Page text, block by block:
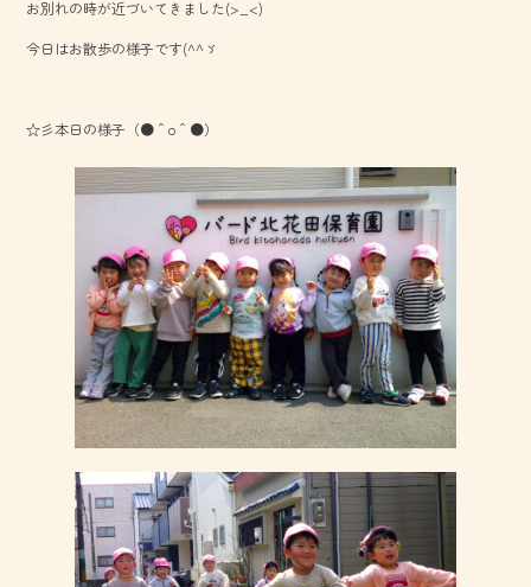
o
ok
お別れの時が近づいてきました(>_<)
今日はお散歩の様子です(^^ゞ
☆彡本日の様子（●＾o＾●）